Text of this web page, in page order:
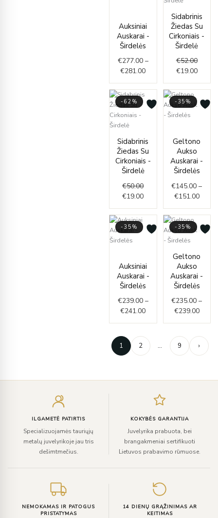
Auksiniai
Auskarai -
Širdelės
€277.00 –
€281.00
through
€281.00
Sidabrinis
Žiedas Su
Cirkoniais -
Širdelė
€52.00
price
was:
€19.00
price
is:
-62%
Sidabrinis
Žiedas Su
Cirkoniais -
Širdelė
€50.00
price
was:
€50.00.
€19.00
price
is:
€19.00.
-35%
Geltono
Aukso
Auskarai -
Širdelės
€145.00 –
€151.00
-35%
Auksiniai
Auskarai -
Širdelės
€239.00 –
€241.00
€239.00
€241.00
-35%
Geltono
Aukso
Auskarai -
Širdelės
€235.00 –
€239.00
range:
1 2 … 9 ›
ILGAMETĖ PATIRTIS
Specializuojamės tauriųjų
metalų juvelyrikoje jau tris
dešimtmečius.
KOKYBĖS GARANTIJA
Juvelyrika prabuota, bei
brangakmeniai sertifikuoti
Lietuvos prabavimo rūmuose.
NEMOKAMAS IR PATOGUS
PRISTATYMAS
14 DIENŲ GRĄŽINIMAS AR
KEITIMAS